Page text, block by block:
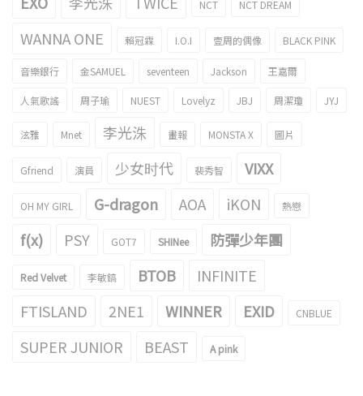
NCT NCT DREAM
WANNA ONE 賴冠霖 I.O.I 壹周的偶像 BLACK PINK
音樂銀行 金SAMUEL seventeen Jackson 王嘉爾
人氣歌謠 周子瑜 NUEST Lovelyz JBJ 周潔瓊 JYJ
泫雅 Mnet 李光洙 畫報 MONSTA X 圖片
Gfriend 演員 少女时代 裴秀智 VIXX
OH MY GIRL G-dragon AOA iKON 熱戀
f(x) PSY GOT7 SHINee 防彈少年團
Red Velvet 李敏鎬 BTOB
INFINITE
FTISLAND
2NE1 WINNER EXID CNBLUE
SUPER JUNIOR BEAST A pink